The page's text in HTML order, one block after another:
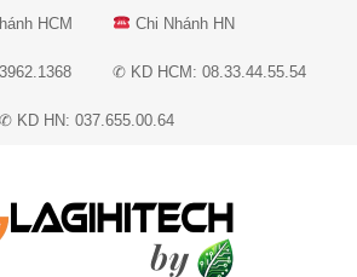
HCM Chi Nhánh HN
✆ KD HCM: 08.33.44.55.54
✆ KD HN: 037.655.00.64